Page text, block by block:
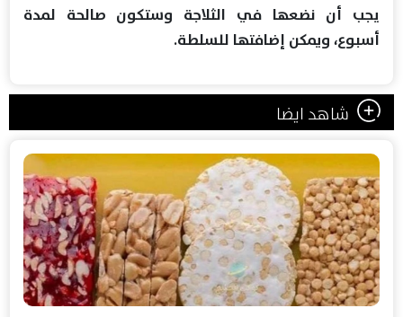
يجب أن نضعها في الثلاجة وستكون صالحة لمدة
أسبوع، ويمكن إضافتها للسلطة.
شاهد ايضا